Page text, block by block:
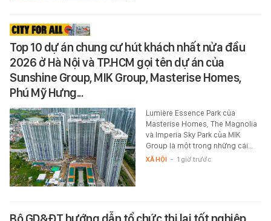
Top 10 dự án chung cư hút khách nhất nửa đầu
2026 ở Hà Nội và TP.HCM gọi tên dự án của
Sunshine Group, MIK Group, Masterise Homes,
Phú Mỹ Hưng...
Lumière Essence Park của
Masterise Homes, The Magnolia
và Imperia Sky Park của MIK
Group là một trong những cái…
XÃ HỘI - 1 giờ trước